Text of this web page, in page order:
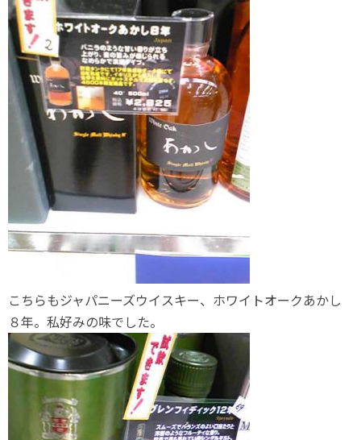
こちらもジャパニーズウイスキー、ホワイトオークあかし
８年。私好みの味でした。